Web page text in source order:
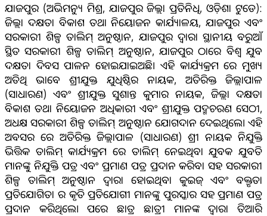
ଯାଜପୁର (ଅଭିମନ୍ୟୁ ମିଶ୍ର, ଯାଜପୁର ଜିଲ୍ଲା ପ୍ରତିନିଧି, ଓଡ଼ିଶା ଟୁଡେ):
ଜିଲ୍ଲା ଦକ୍ଷତା ବିକାଶ ତଥା ନିୟୋଜନ କାର୍ଯ୍ୟାଳୟ, ଯାଜପୁର ଏବଂ
ସରକାରୀ ଶିଳ୍ପ ତାଲିମ୍ ଅନୁଷ୍ଠାନ, ଯାଜପୁର ଦ୍ଵାରା ସ୍ଥାନୀୟ ବରୁଆଁ
ସ୍ଥିତ ସରକାରୀ ଶିଳ୍ପ ତାଲିମ୍ ଅନୁଷ୍ଠାନ, ଯାଜପୁର ଠାରେ ବିଶ୍ଵ ଯୁବ
ଦକ୍ଷତା ଦିବସ ପାଳନ ହୋଇଯାଇଅଛି। ଏହି କାର୍ଯ୍ୟକ୍ରମ ରେ ମୁଖ୍ୟ
ଅତିଥି ଭାବେ ଶ୍ରୀଯୁକ୍ତ ଯୁଧିଷ୍ଠିର ନାୟକ, ଅତିରିକ୍ତ ଜିଲ୍ଲାପାଳ
(ସାଧାରଣ) ଏବଂ ଶ୍ରୀଯୁକ୍ତ ସୁଶାନ୍ତ କୁମାର ନାୟକ, ଜିଲ୍ଲା ଦକ୍ଷତା
ବିକାଶ ତଥା ନିୟୋଜନ ଅଧିକାରୀ ଏବଂ ଶ୍ରୀଯୁକ୍ତ ପଦ୍ମଚରଣ ସେଠୀ,
ଅଧକ୍ଷ ସରକାରୀ ଶିଳ୍ପ ତାଲିମ୍ ଅନୁଷ୍ଠାନ ଯୋଗଦାନ ଦେଇଥିଲେ। ଏହି
ଅବସର ରେ ଅତିରିକ୍ତ ଜିଲ୍ଲାପାଳ (ସାଧାରଣ) ଶ୍ରୀ ନାୟକ ନିଯୁକ୍ତି
ଭିତ୍ତିକ ତାଲିମ୍ କାର୍ଯ୍ୟକ୍ରମ ରେ ତାଲିମ୍ ନେଇଥିବା ଯୁବକ ଯୁବତି
ମାନଙ୍କୁ ନିଯୁକ୍ତି ପତ୍ର ଏବଂ ପ୍ରମାଣ ପତ୍ର ପ୍ରଦାନ କରିବା ସହ ସରକାରୀ
ଶିଳ୍ପ ତାଲିମ୍ ଅନୁଷ୍ଠାନ ଦ୍ଵାରା ହୋଇଥିବା କୁଇଜ୍ ଏବଂ ବକ୍ତୃତା
ପ୍ରତିଯୋଗିତା ର କୃତି ପ୍ରତିଯୋଗୀ ମାନଙ୍କୁ ପୁରସ୍କାର ସହ ପ୍ରମାଣ ପତ୍ର
ପ୍ରଦାନ କରିଥିଲେ। ପରେ ଛାତ୍ର ଛାତ୍ରୀ ମାନଙ୍କ ଦ୍ଵାରା ତିଆରି